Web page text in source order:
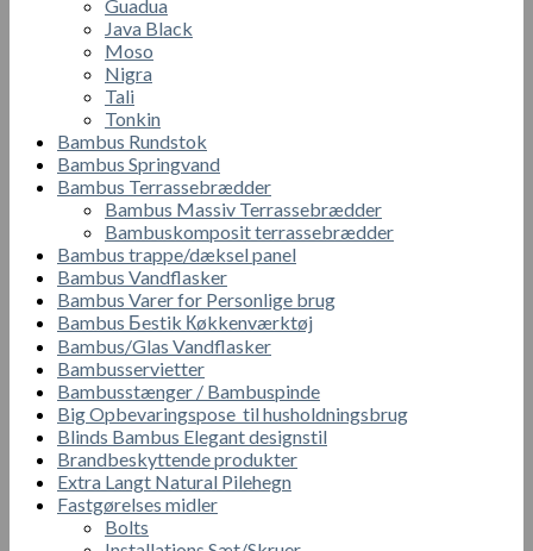
Guadua
Java Black
Moso
Nigra
Tali
Tonkin
Bambus Rundstok
Bambus Springvand
Bambus Terrassebrædder
Bambus Massiv Terrassebrædder
Bambuskomposit terrassebrædder
Bambus trappe/dæksel panel
Bambus Vandflasker
Bambus Varer for Personlige brug
Bambus Бestik Кøkkenværktøj
Bambus/Glas Vandflasker
Bambusservietter
Bambusstænger / Bambuspinde
Big Opbevaringspose til husholdningsbrug
Blinds Bambus Elegant designstil
Brandbeskyttende produkter
Extra Langt Natural Pilehegn
Fastgørelses midler
Bolts